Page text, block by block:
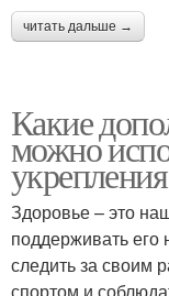
читать дальше →
Какие
можно
Здоровье – это
поддерживать
следить за своим